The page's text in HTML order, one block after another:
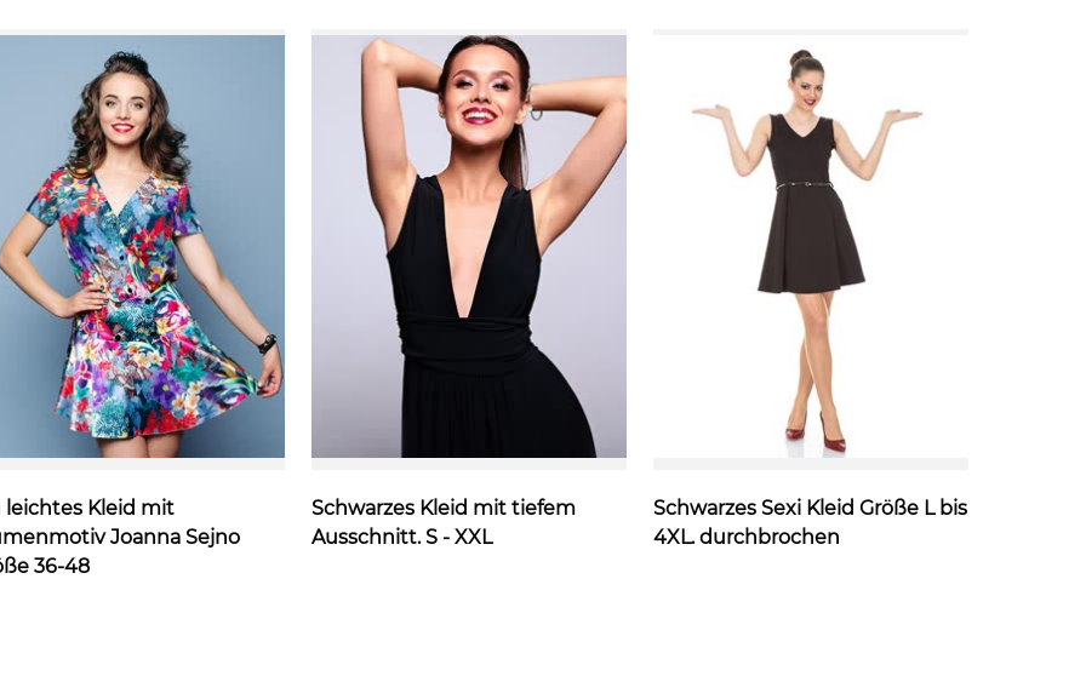
leichtes Kleid mit
Joanna Sejno
36-48
Schwarzes Kleid mit tiefem
Ausschnitt. S - XXL
Schwarzes Sexi Kleid Größe L bis
4XL. durchbrochen